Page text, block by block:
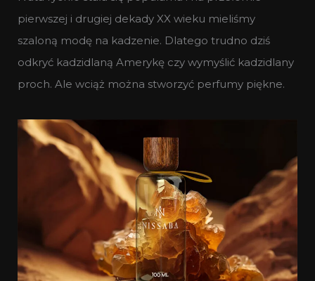
pierwszej i drugiej dekady XX wieku mieliśmy
szaloną modę na kadzenie. Dlatego trudno dziś
odkryć kadzidlaną Amerykę czy wymyślić kadzidlany
proch. Ale wciąż można stworzyć perfumy piękne.